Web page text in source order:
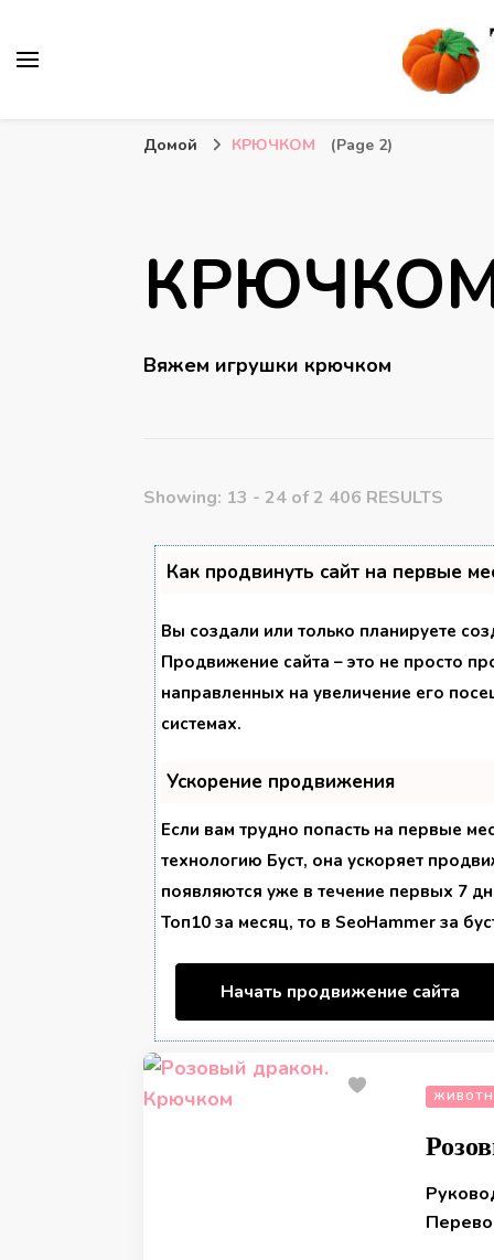
Тыква: Вяжем игрушки
Домой КРЮЧКОМ (Page 2)
Вяжем игрушки крючком
Showing: 13 - 24 of 2 406 RESULTS
Как продвинуть сайт на первые
Вы создали или только планируете
Продвижение сайта – это не просто
направленных на увеличение его
системах.
Ускорение продвижения
Если вам трудно попасть на первые
технологию Буст, она ускоряет
появляются уже в течение первых 7
Топ10 за месяц, то в SeoHammer за
Начать продвижение сайта